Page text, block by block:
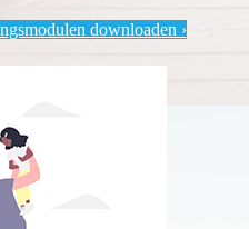
downloaden ›